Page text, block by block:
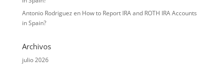
Antonio Rodriguez en How to Report IRA and ROTH IRA Accounts
in Spain?
Archivos
julio 2026